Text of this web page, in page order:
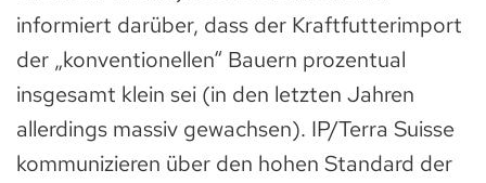
informiert darüber, dass der Kraftfutterimport
der „konventionellen“ Bauern prozentual
insgesamt klein sei (in den letzten Jahren
allerdings massiv gewachsen). IP/Terra Suisse
kommunizieren über den hohen Standard der